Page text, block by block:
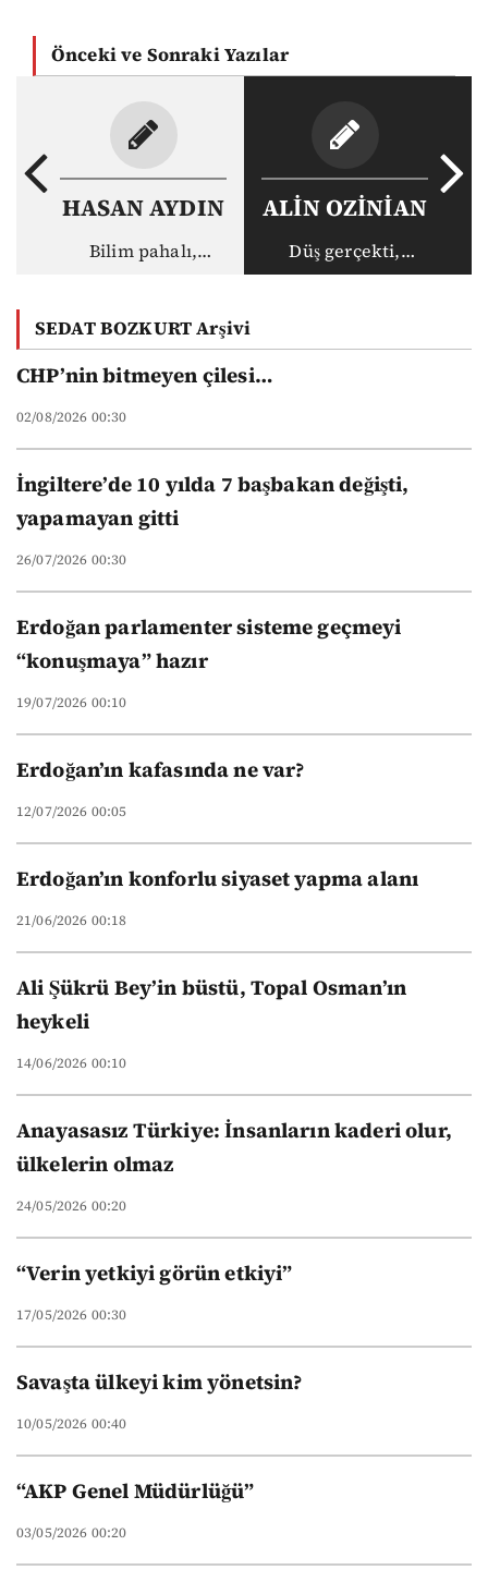
Önceki ve Sonraki Yazılar
HASAN AYDIN
Bilim pahalı,
üniversitelerinin
yeni düzeni
ALİN OZİNİAN
Düş gerçekti,
gerçek haksız
SEDAT BOZKURT Arşivi
CHP’nin bitmeyen çilesi…
02/08/2026 00:30
İngiltere’de 10 yılda 7 başbakan değişti,
yapamayan gitti
26/07/2026 00:30
Erdoğan parlamenter sisteme geçmeyi
“konuşmaya” hazır
19/07/2026 00:10
Erdoğan’ın kafasında ne var?
12/07/2026 00:05
Erdoğan’ın konforlu siyaset yapma alanı
21/06/2026 00:18
Ali Şükrü Bey’in büstü, Topal Osman’ın
heykeli
14/06/2026 00:10
Anayasasız Türkiye: İnsanların kaderi olur,
ülkelerin olmaz
24/05/2026 00:20
“Verin yetkiyi görün etkiyi”
17/05/2026 00:30
Savaşta ülkeyi kim yönetsin?
10/05/2026 00:40
“AKP Genel Müdürlüğü”
03/05/2026 00:20